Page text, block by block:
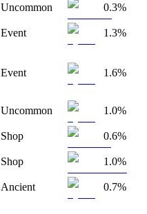
Uncommon 0.3%
Event 1.3%
Event 1.6%
Uncommon 1.0%
Shop 0.6%
Shop 1.0%
Ancient 0.7%